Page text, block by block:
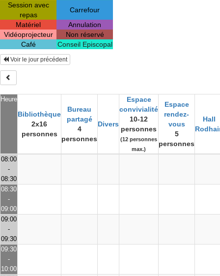
Session avec
repas
Carrefour
Matériel
Annulation
Vidéoprojecteur
Non réservé
Café
Conseil Episcopal
Heure
Bibliothèque
2x16
personnes
Bureau
partagé
4
personnes
Divers
Espace
convivialité
10-12
personnes
(12 personnes
max.)
Espace
rendez-
vous
5
personnes
Hall
Voir le jour précédent
08:00
-
08:30
08:30
-
09:00
09:00
-
09:30
09:30
-
10:00